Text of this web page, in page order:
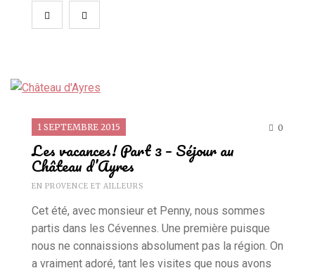
1 SEPTEMBRE 2015 0
Les vacances! Part 3 – Séjour au
Château d’Ayres
EN PROVENCE ET AILLEURS
Cet été, avec monsieur et Penny, nous sommes
partis dans les Cévennes. Une première puisque
nous ne connaissions absolument pas la région. On
a vraiment adoré, tant les visites que nous avons